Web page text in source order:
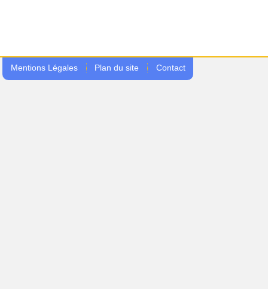
Mentions Légales Plan du site Contact